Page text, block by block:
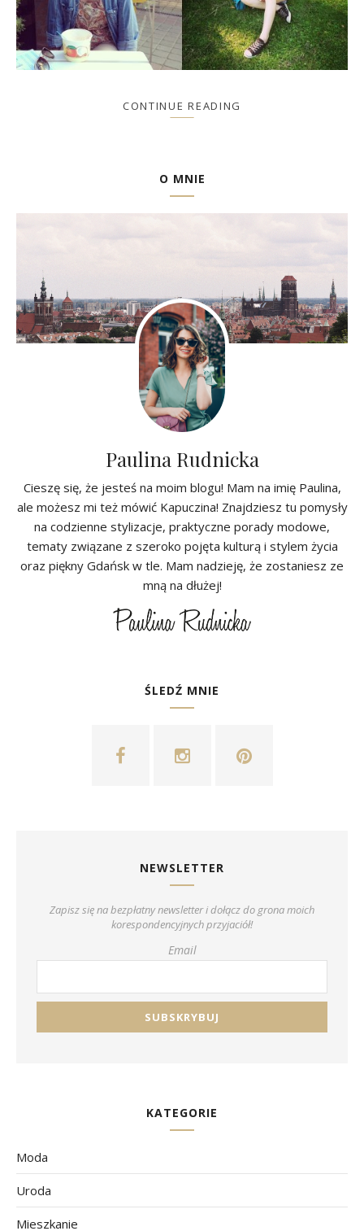
CONTINUE READING
O MNIE
Paulina Rudnicka
Cieszę się, że jesteś na moim blogu! Mam na imię Paulina,
ale możesz mi też mówić Kapuczina! Znajdziesz tu pomysły
na codzienne stylizacje, praktyczne porady modowe,
tematy związane z szeroko pojęta kulturą i stylem życia
oraz piękny Gdańsk w tle. Mam nadzieję, że zostaniesz ze
mną na dłużej!
ŚLEDŹ MNIE
NEWSLETTER
Zapisz się na bezpłatny newsletter i dołącz do grona moich
korespondencyjnych przyjaciół!
Email
KATEGORIE
Moda
Uroda
Mieszkanie